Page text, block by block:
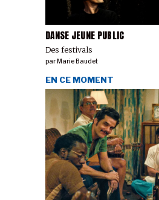
DANSE JEUNE PUBLIC
Des festivals
par Marie Baudet
EN CE MOMENT